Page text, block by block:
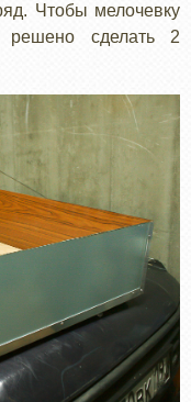
Чтобы мелочевку
решено сделать 2